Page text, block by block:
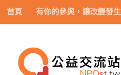
Skip to content
首頁 有你的參與，讓改變發生